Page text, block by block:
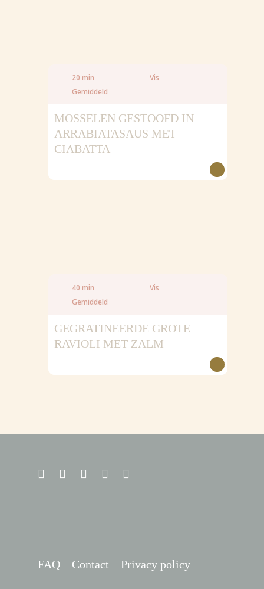
20 min
Vis
Gemiddeld
MOSSELEN GESTOOFD IN
ARRABIATASAUS MET
CIABATTA
40 min
Vis
Gemiddeld
GEGRATINEERDE GROTE
RAVIOLI MET ZALM
FAQ Contact Privacy policy